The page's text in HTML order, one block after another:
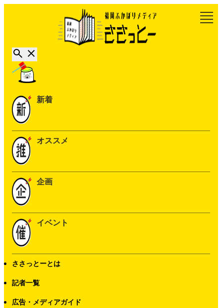
新着
オススメ
企画
イベント
ささっとーとは
記者一覧
広告・メディアガイド